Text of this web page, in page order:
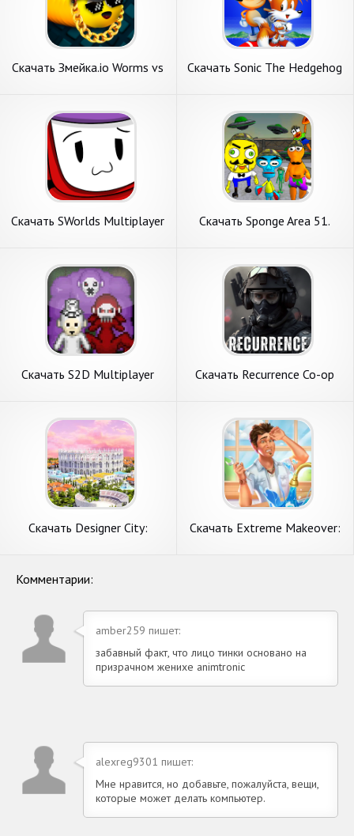
Скачать Змейка.io Worms vs
Скачать Sonic The Hedgehog
Скачать SWorlds Multiplayer
Скачать Sponge Area 51.
Скачать S2D Multiplayer
Скачать Recurrence Co-op
Скачать Designer City:
Скачать Extreme Makeover:
Комментарии:
amber259 пишет:
забавный факт, что лицо тинки основано на
призрачном женихе animtronic
alexreg9301 пишет:
Мне нравится, но добавьте, пожалуйста, вещи,
которые может делать компьютер.